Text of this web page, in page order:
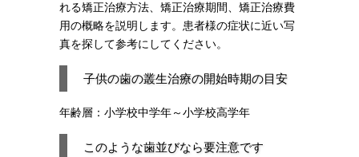
れる矯正治療方法、矯正治療期間、矯正治療費
用の概略を説明します。患者様の症状に近い写
真を探して参考にしてください。
子供の歯の叢生治療の開始時期の目安
年齢層：小学校中学年～小学校高学年
このような歯並びなら要注意です